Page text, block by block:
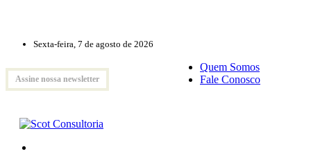
Sexta-feira, 7 de agosto de 2026
Assine nossa newsletter
Quem Somos
Fale Conosco